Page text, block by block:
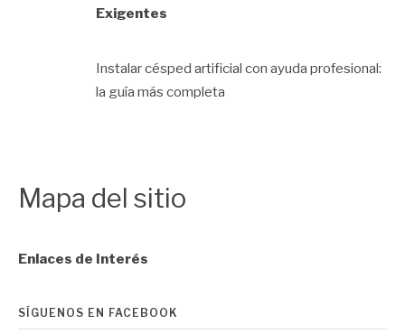
Exigentes
Instalar césped artificial con ayuda profesional:
la guía más completa
Mapa del sitio
Enlaces de Interés
SÍGUENOS EN FACEBOOK